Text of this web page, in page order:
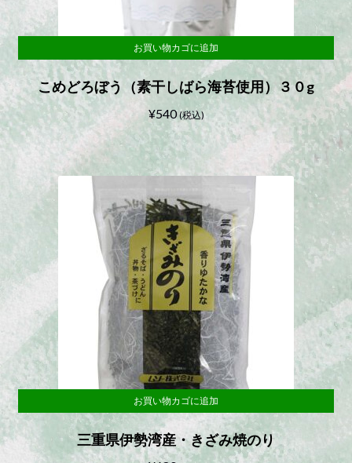
こめどろぼう（素干しばら海苔使用）３０g
¥540 (税込)
お買い物カゴに追加
三重県伊勢湾産・きざみ焼のり
お買い物カゴに追加